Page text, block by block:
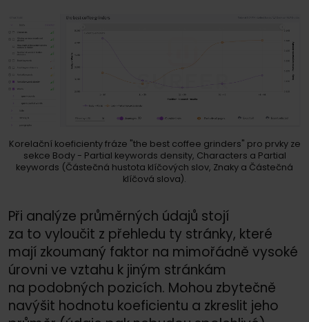
Korelační koeficienty fráze "the best coffee grinders" pro prvky ze
sekce Body - Partial keywords density, Characters a Partial
keywords (Částečná hustota klíčových slov, Znaky a Částečná
klíčová slova).
Při analýze průměrných údajů stojí
za to vyloučit z přehledu ty stránky, které
mají zkoumaný faktor na mimořádně vysoké
úrovni ve vztahu k jiným stránkám
na podobných pozicích. Mohou zbytečně
navýšit hodnotu koeficientu a zkreslit jeho